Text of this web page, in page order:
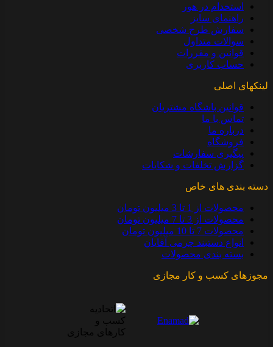
استخدام در هور
راهنمای سایز
سفارش طرح شخصی
سوالات متداول
قوانین و مقررات
حساب کاربری
لینکهای اصلی
قوانین باشگاه مشتریان
تماس با ما
درباره ما
فروشگاه
پیگیری سفارشات
گزارش تخلفات و شکایات
دسته بندی های خاص
محصولات از 1 تا 3 میلیون تومان
محصولات از 3 تا 7 میلیون تومان
محصولات 7 تا 10 میلیون تومان
انواع دستبند چرمی آقایان
بسته بندی محصولات
مجوزهای کسب و کار مجازی